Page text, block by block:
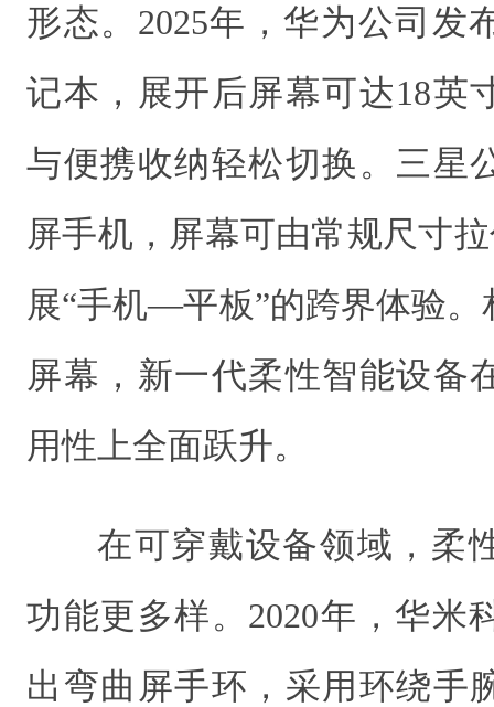
形态。2025年，华为公司发
记本，展开后屏幕可达18英
与便携收纳轻松切换。三星
屏手机，屏幕可由常规尺寸
展“手机—平板”的跨界体验
屏幕，新一代柔性智能设备
用性上全面跃升。
在可穿戴设备领域，柔
功能更多样。2020年，华米
出弯曲屏手环，采用环绕手